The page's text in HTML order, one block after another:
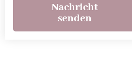
Nachricht
senden